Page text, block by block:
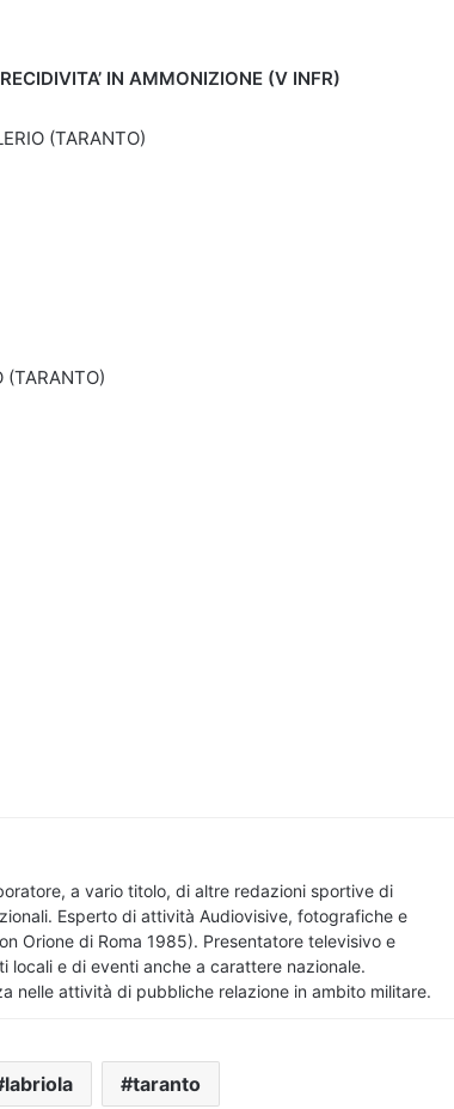
IN AMMONIZIONE (V INFR)
(TARANTO)
(TARANTO)
a vario titolo, di altre redazioni sportive di
Esperto di attività Audiovisive, fotografiche e
Orione di Roma 1985). Presentatore televisivo e
locali e di eventi anche a carattere nazionale.
nelle attività di pubbliche relazione in ambito militare.
labriola taranto